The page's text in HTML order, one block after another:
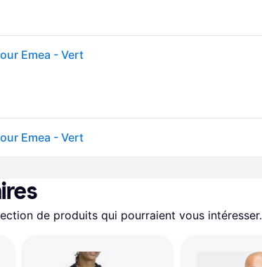
Emea - Vert
Emea - Vert
de produits qui pourraient vous intéresser.